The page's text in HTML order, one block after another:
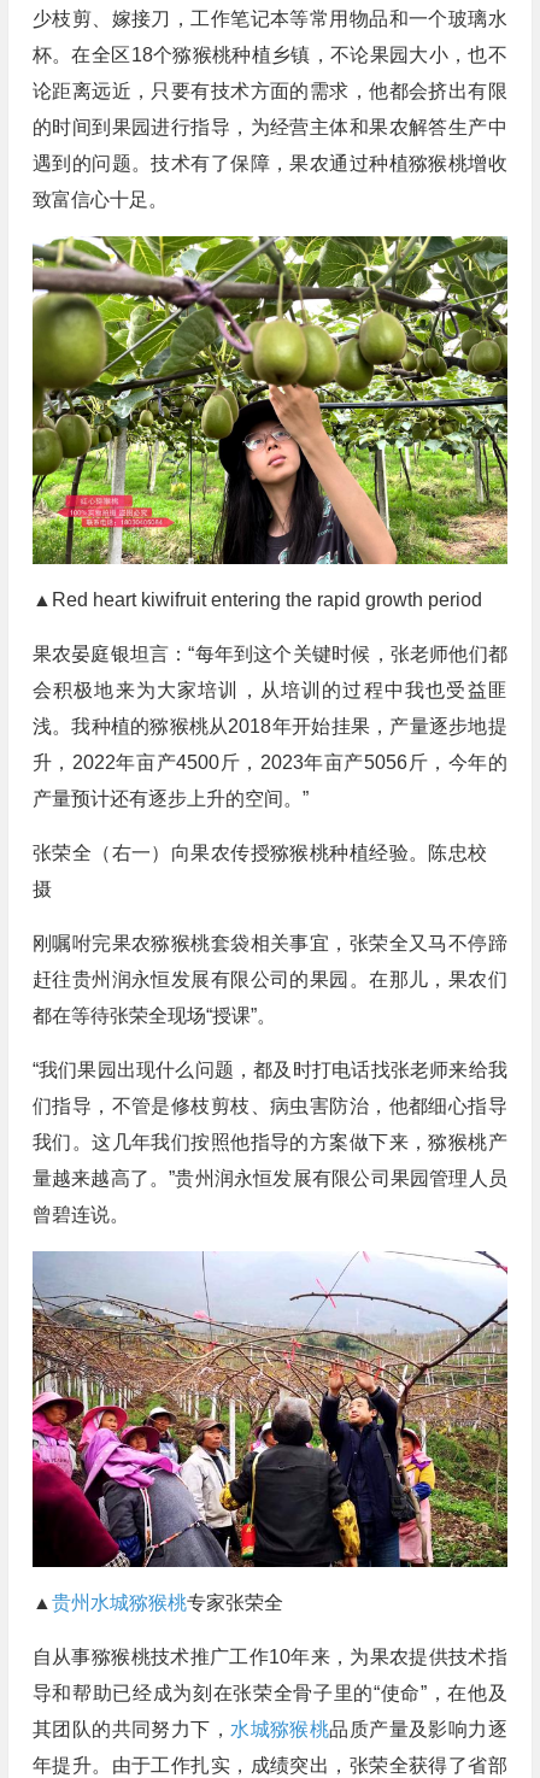
少枝剪、嫁接刀，工作笔记本等常用物品和一个玻璃水
杯。在全区18个猕猴桃种植乡镇，不论果园大小，也不
论距离远近，只要有技术方面的需求，他都会挤出有限
的时间到果园进行指导，为经营主体和果农解答生产中
遇到的问题。技术有了保障，果农通过种植猕猴桃增收
致富信心十足。
▲Red heart kiwifruit entering the rapid growth period
果农晏庭银坦言：“每年到这个关键时候，张老师他们都
会积极地来为大家培训，从培训的过程中我也受益匪
浅。我种植的猕猴桃从2018年开始挂果，产量逐步地提
升，2022年亩产4500斤，2023年亩产5056斤，今年的
产量预计还有逐步上升的空间。”
张荣全（右一）向果农传授猕猴桃种植经验。陈忠校
摄
刚嘱咐完果农猕猴桃套袋相关事宜，张荣全又马不停蹄
赶往贵州润永恒发展有限公司的果园。在那儿，果农们
都在等待张荣全现场“授课”。
“我们果园出现什么问题，都及时打电话找张老师来给我
们指导，不管是修枝剪枝、病虫害防治，他都细心指导
我们。这几年我们按照他指导的方案做下来，猕猴桃产
量越来越高了。”贵州润永恒发展有限公司果园管理人员
曾碧连说。
▲ 贵州水城猕猴桃专家张荣全
自从事猕猴桃技术推广工作10年来，为果农提供技术指
导和帮助已经成为刻在张荣全骨子里的“使命”，在他及
其团队的共同努力下， 水城猕猴桃品质产量及影响力逐
年提升。由于工作扎实，成绩突出，张荣全获得了省部